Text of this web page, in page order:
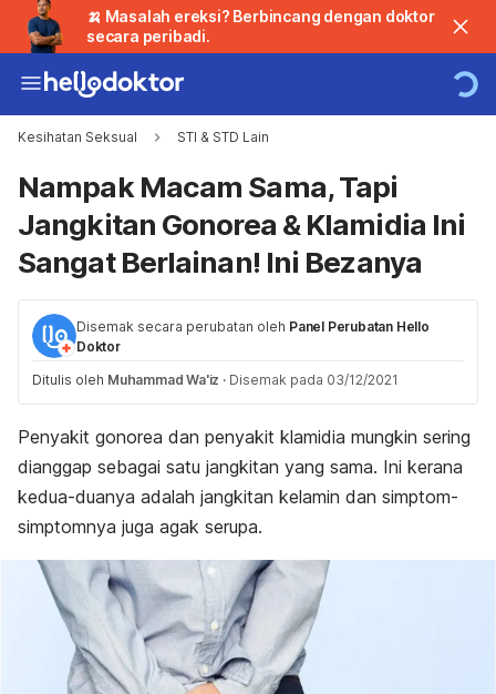
🍌 Masalah ereksi? Berbincang dengan doktor
secara peribadi.
Kesihatan Seksual STI & STD Lain
Nampak Macam Sama, Tapi
Jangkitan Gonorea & Klamidia Ini
Sangat Berlainan! Ini Bezanya
Disemak secara perubatan oleh Panel Perubatan Hello
Doktor
Ditulis oleh Muhammad Wa'iz · Disemak pada 03/12/2021
Penyakit gonorea dan penyakit klamidia mungkin sering
dianggap sebagai satu jangkitan yang sama. Ini kerana
kedua-duanya adalah jangkitan kelamin dan simptom-
simptomnya juga agak serupa.